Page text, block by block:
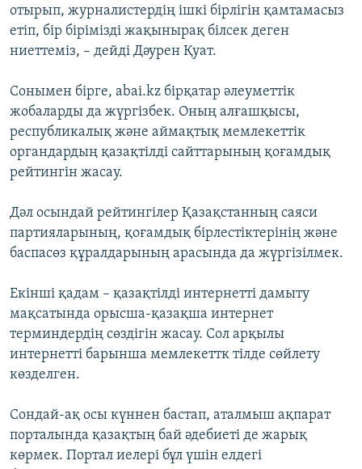
отырып, журналистердің ішкі бірлігін қамтамасыз
етіп, бір бірімізді жақынырақ білсек деген
ниеттеміз, – дейді Дәурен Қуат.
Сонымен бірге, abai.kz бірқатар әлеуметтік
жобаларды да жүргізбек. Оның алғашқысы,
республикалық және аймақтық мемлекеттік
органдардың қазақтілді сайттарының қоғамдық
рейтингін жасау.
Дәл осындай рейтингілер Қазақстанның саяси
партияларының, қоғамдық бірлестіктерінің және
баспасөз құралдарының арасында да жүргізілмек.
Екінші қадам – қазақтілді интернетті дамыту
мақсатында орысша-қазақша интернет
терминдердің сөздігін жасау. Сол арқылы
интернетті барынша мемлекеттк тілде сөйлету
көзделген.
Сондай-ақ осы күннен бастап, аталмыш ақпарат
порталында қазақтың бай әдебиеті де жарық
көрмек. Портал иелері бұл үшін елдегі